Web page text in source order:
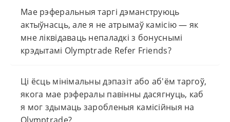
Мае рэферальныя таргі дэманструюць
актыўнасць, але я не атрымаў камісію — як
мне ліквідаваць непаладкі з бонуснымі
крэдытамі Olymptrade Refer Friends?
Ці ёсць мінімальны дэпазіт або аб'ём таргоў,
якога мае рэфералы павінны дасягнуць, каб
я мог здымаць заробленыя камісійныя на